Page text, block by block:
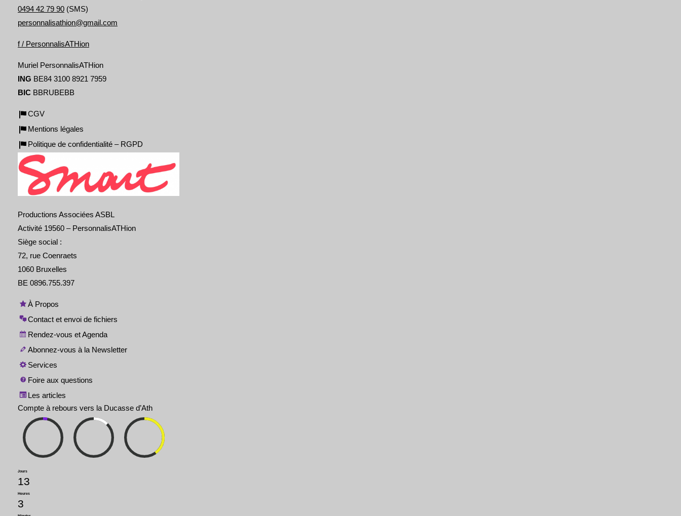
0494 42 79 90 (SMS)
personnalisathion@gmail.com
f / PersonnalisATHion
Muriel PersonnalisATHion
ING BE84 3100 8921 7959
BIC BBRUBEBB
CGV
Mentions légales
Politique de confidentialité – RGPD
Productions Associées ASBL
Activité 19560 – PersonnalisATHion
Siège social :
72, rue Coenraets
1060 Bruxelles
BE 0896.755.397
À Propos
Contact et envoi de fichiers
Rendez-vous et Agenda
Abonnez-vous à la Newsletter
Services
Foire aux questions
Les articles
Compte à rebours vers la Ducasse d’Ath
Jours
13
Heures
3